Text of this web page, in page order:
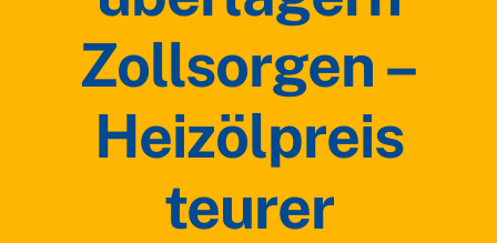
Zollsorgen –
Heizölpreis
teurer